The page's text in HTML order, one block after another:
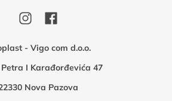
- Vigo com d.o.o.
I Karađorđevića 47
Nova Pazova